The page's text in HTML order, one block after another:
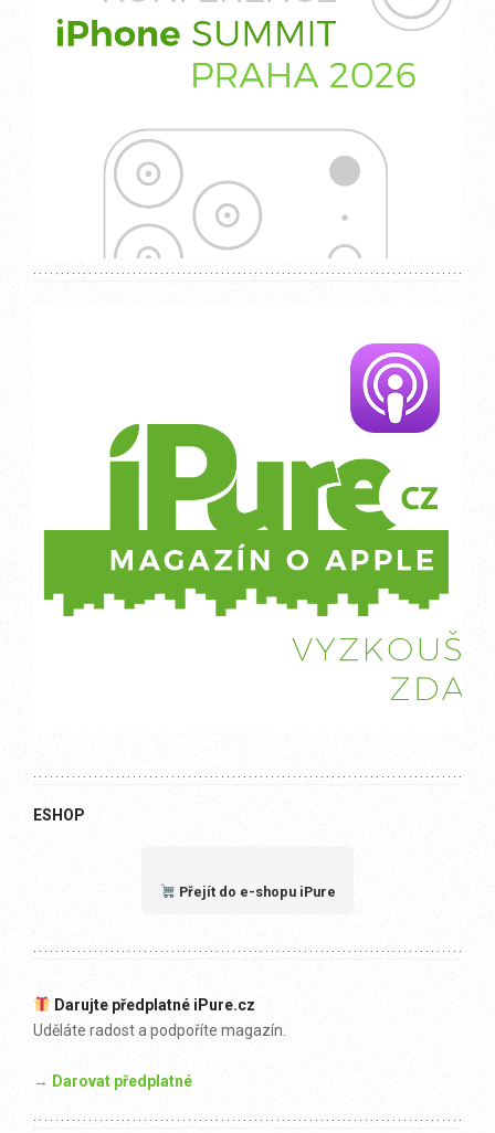
ESHOP
Přejít do e-shopu iPure
Darujte předplatné iPure.cz
Uděláte radost a podpoříte magazín.
→ Darovat předplatné